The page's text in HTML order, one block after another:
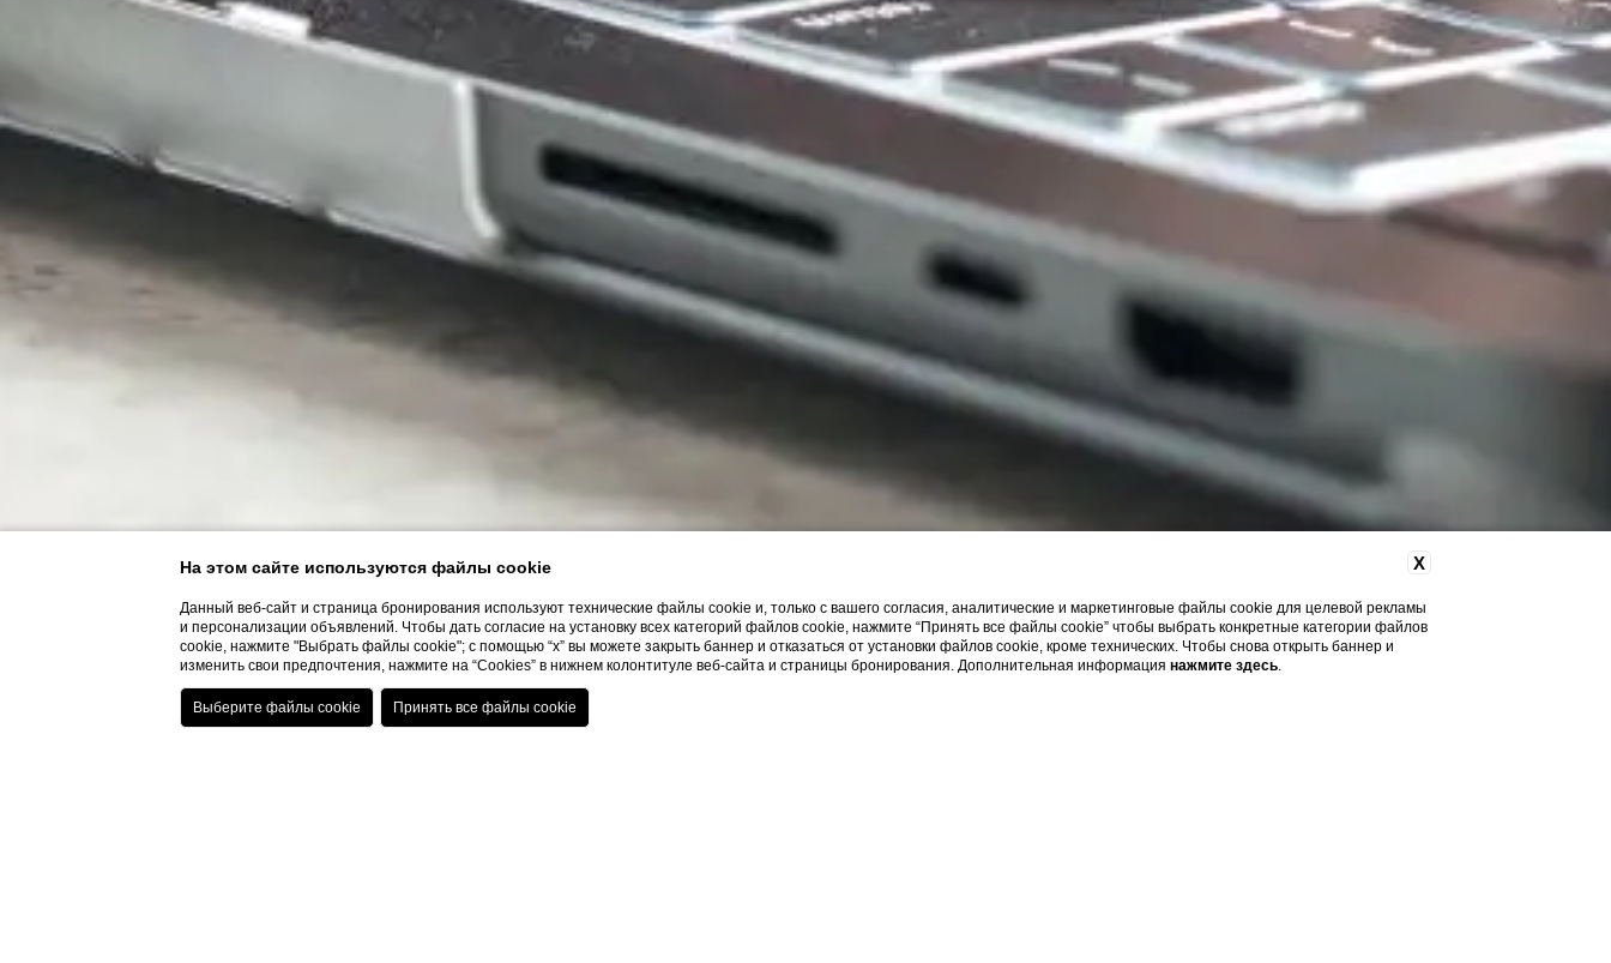
X
На этом сайте используются файлы cookie
Данный веб-сайт и страница бронирования используют технические файлы cookie и, только с вашего согласия, аналитические и маркетинговые файлы cookie для целевой рекламы
и персонализации объявлений. Чтобы дать согласие на установку всех категорий файлов cookie, нажмите “Принять все файлы cookie” чтобы выбрать конкретные категории файлов
cookie, нажмите "Выбрать файлы cookie"; с помощью “x” вы можете закрыть баннер и отказаться от установки файлов cookie, кроме технических. Чтобы снова открыть баннер и
изменить свои предпочтения, нажмите на “Cookies” в нижнем колонтитуле веб-сайта и страницы бронирования. Дополнительная информациянажмите здесь.